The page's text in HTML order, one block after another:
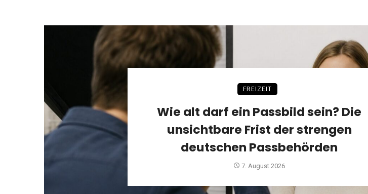
FREIZEIT
Wie alt darf ein Passbild sein? Die
unsichtbare Frist der strengen
deutschen Passbehörden
7. August 2026